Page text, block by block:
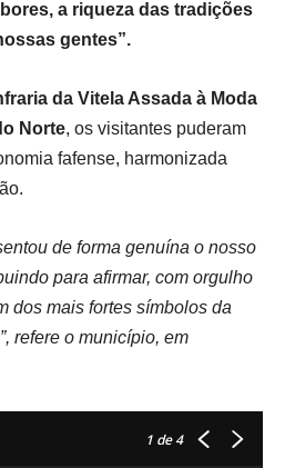
a riqueza das tradições
gentes”.
da Vitela Assada à Moda
Norte, os visitantes puderam
fafense, harmonizada
de forma genuína o nosso
para afirmar, com orgulho
dos mais fortes símbolos da
refere o município, em
1 de 4